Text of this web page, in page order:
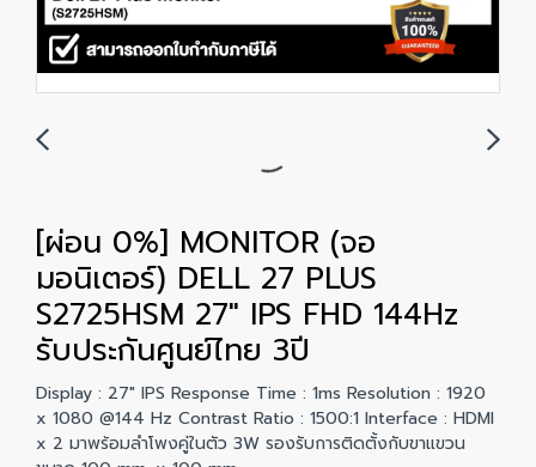
[ผ่อน 0%] MONITOR (จอ
มอนิเตอร์) DELL 27 PLUS
S2725HSM 27" IPS FHD 144Hz
รับประกันศูนย์ไทย 3ปี
Display : 27" IPS Response Time : 1ms Resolution : 1920
x 1080 @144 Hz Contrast Ratio : 1500:1 Interface : HDMI
x 2 มาพร้อมลำโพงคู่ในตัว 3W รองรับการติดตั้งกับขาแขวน